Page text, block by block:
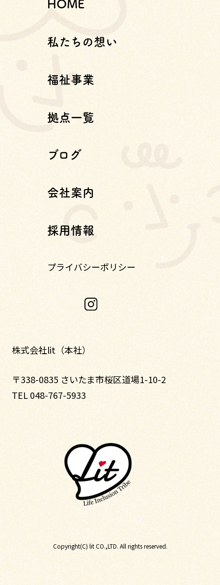
HOME
私たちの想い
福祉事業
拠点一覧
ブログ
会社案内
採用情報
プライバシーポリシー
株式会社lit（本社）
〒338-0835 さいたま市桜区道場1-10-2
TEL 048-767-5933
Copyright(C) lit CO.,LTD. All rights reserved.